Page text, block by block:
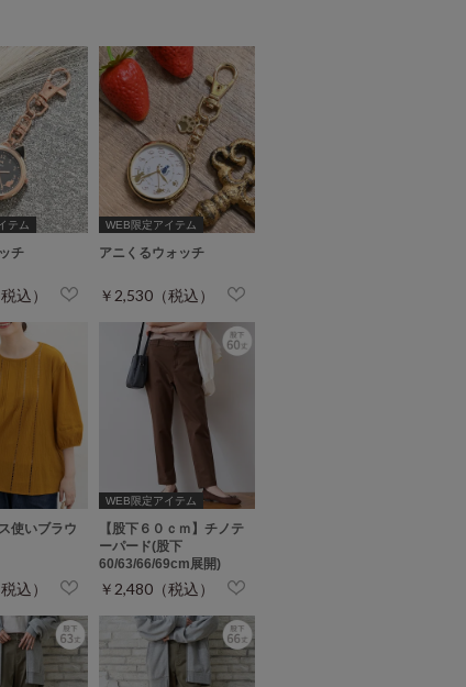
テム
チ
込）
WEB限定アイテム
アニくるウォッチ
￥2,530（税込）
使いブラウ
込）
WEB限定アイテム
【股下６０ｃｍ】チノテ
ーパード(股下
60/63/66/69cm展開)
￥2,480（税込）